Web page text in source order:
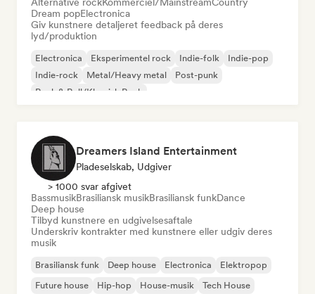
Dream popElectronica
Giv kunstnere detaljeret feedback på deres
lyd/produktion
Electronica Eksperimentel rock Indie-folk
Indie-pop
Indie-rock
Metal/Heavy metal
Post-punk
Rock & Roll/Klassisk Rock
Dreamers Island Entertainment
Pladeselskab, Udgiver
> 1000 svar afgivet
BassmusikBrasiliansk musikBrasiliansk funkDance
Deep house
Tilbyd kunstnere en udgivelsesaftale
Underskriv kontrakter med kunstnere eller udgiv deres
musik
Brasiliansk funk Deep house Electronica
Elektropop
Future house
Hip-hop House-musik Tech House